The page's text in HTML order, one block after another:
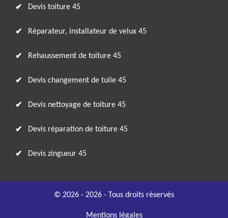
Devis toiture 45
Réparateur, installateur de velux 45
Rehaussement de toiture 45
Devis changement de tuile 45
Devis nettoyage de toiture 45
Devis réparation de toiture 45
Devis zingueur 45
© 2026 - 2026 - Tous droits réservés
Mentions légales